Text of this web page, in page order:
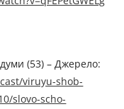
(53) – Джерелo:
viruyu-shob-
slovo-scho-